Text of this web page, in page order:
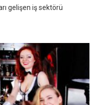
gelişen iş sektörü